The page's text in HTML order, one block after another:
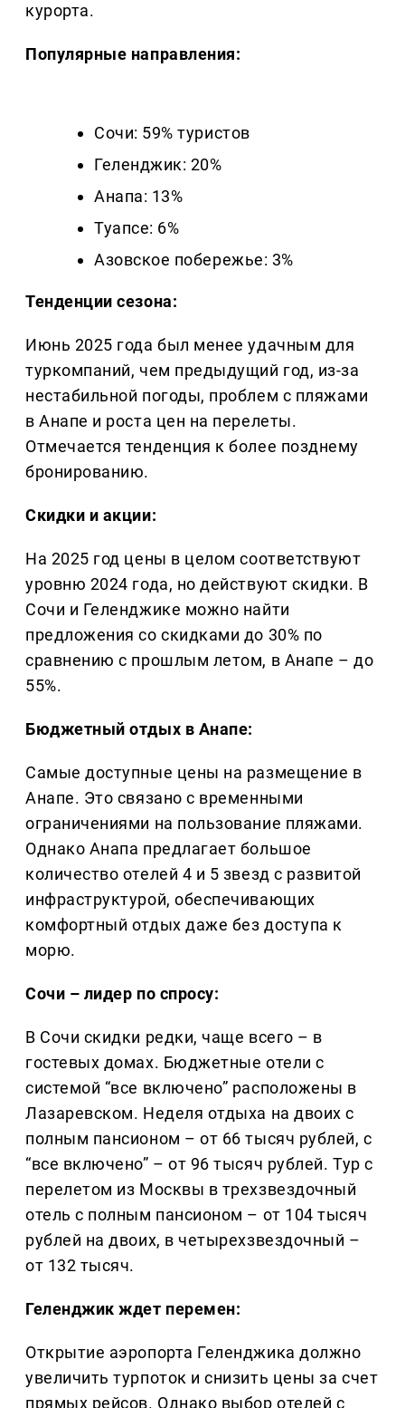
курорта.
Популярные направления:
Сочи: 59% туристов
Геленджик: 20%
Анапа: 13%
Туапсе: 6%
Азовское побережье: 3%
Тенденции сезона:
Июнь 2025 года был менее удачным для
туркомпаний, чем предыдущий год, из-за
нестабильной погоды, проблем с пляжами
в Анапе и роста цен на перелеты.
Отмечается тенденция к более позднему
бронированию.
Скидки и акции:
На 2025 год цены в целом соответствуют
уровню 2024 года, но действуют скидки. В
Сочи и Геленджике можно найти
предложения со скидками до 30% по
сравнению с прошлым летом, в Анапе – до
55%.
Бюджетный отдых в Анапе:
Самые доступные цены на размещение в
Анапе. Это связано с временными
ограничениями на пользование пляжами.
Однако Анапа предлагает большое
количество отелей 4 и 5 звезд с развитой
инфраструктурой, обеспечивающих
комфортный отдых даже без доступа к
морю.
Сочи – лидер по спросу:
В Сочи скидки редки, чаще всего – в
гостевых домах. Бюджетные отели с
системой “все включено” расположены в
Лазаревском. Неделя отдыха на двоих с
полным пансионом – от 66 тысяч рублей, с
“все включено” – от 96 тысяч рублей. Тур с
перелетом из Москвы в трехзвездочный
отель с полным пансионом – от 104 тысяч
рублей на двоих, в четырехзвездочный –
от 132 тысяч.
Геленджик ждет перемен:
Открытие аэропорта Геленджика должно
увеличить турпоток и снизить цены за счет
прямых рейсов. Однако выбор отелей с